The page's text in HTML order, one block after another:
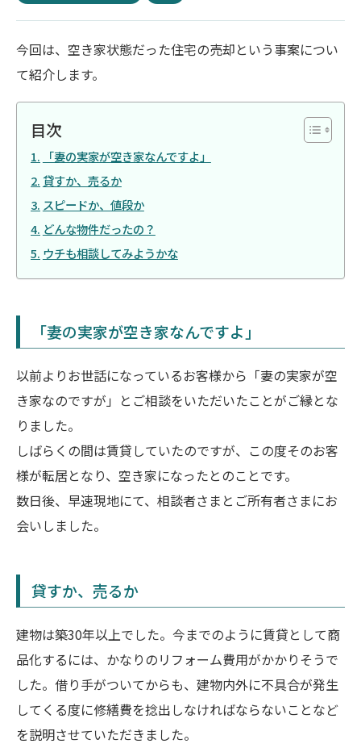
今回は、空き家状態だった住宅の売却という事案につい
て紹介します。
目次
「妻の実家が空き家なんですよ」
貸すか、売るか
スピードか、値段か
どんな物件だったの？
ウチも相談してみようかな
「妻の実家が空き家なんですよ」
以前よりお世話になっているお客様から「妻の実家が空
き家なのですが」とご相談をいただいたことがご縁とな
りました。
しばらくの間は賃貸していたのですが、この度そのお客
様が転居となり、空き家になったとのことです。
数日後、早速現地にて、相談者さまとご所有者さまにお
会いしました。
貸すか、売るか
建物は築30年以上でした。今までのように賃貸として商
品化するには、かなりのリフォーム費用がかかりそうで
した。借り手がついてからも、建物内外に不具合が発生
してくる度に修繕費を捻出しなければならないことなど
を説明させていただきました。